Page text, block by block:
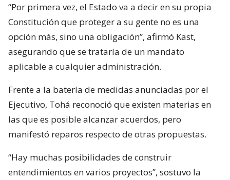
“Por primera vez, el Estado va a decir en su propia
Constitución que proteger a su gente no es una
opción más, sino una obligación”, afirmó Kast,
asegurando que se trataría de un mandato
aplicable a cualquier administración.
Frente a la batería de medidas anunciadas por el
Ejecutivo, Tohá reconoció que existen materias en
las que es posible alcanzar acuerdos, pero
manifestó reparos respecto de otras propuestas.
“Hay muchas posibilidades de construir
entendimientos en varios proyectos”, sostuvo la